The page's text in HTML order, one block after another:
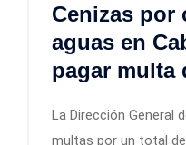
Cenizas por
aguas en
pagar multa
La Dirección General
multas por un total